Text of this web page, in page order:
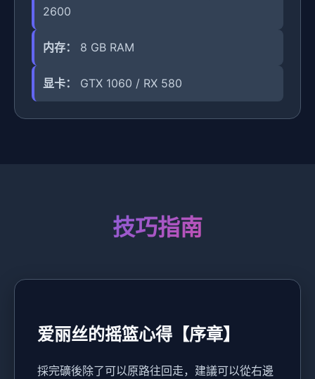
2600
内存： 8 GB RAM
显卡： GTX 1060 / RX 580
技巧指南
爱丽丝的摇篮心得【序章】
採完礦後除了可以原路往回走，建議可以從右邊